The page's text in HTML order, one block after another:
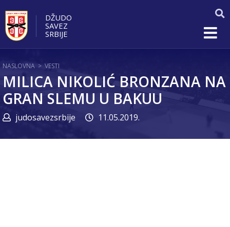
DŽUDO
SAVEZ
SRBIJE
NASLOVNA > VESTI
MILICA NIKOLIĆ BRONZANA NA
GRAN SLEMU U BAKUU
judosavezsrbije 11.05.2019.